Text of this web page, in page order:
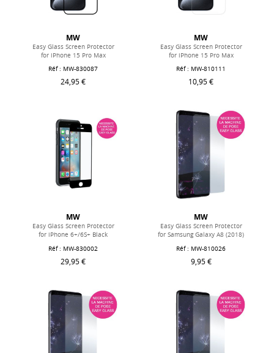
MW
Easy Glass Screen Protector
for iPhone 15 Pro Max
Réf : MW-830087
24,95 €
MW
Easy Glass Screen Protector
for iPhone 15 Pro Max
Réf : MW-810111
10,95 €
MW
Easy Glass Screen Protector
for iPhone 6+/6S+ Black
Réf : MW-830002
29,95 €
MW
Easy Glass Screen Protector
for Samsung Galaxy A8 (2018)
Réf : MW-810026
9,95 €